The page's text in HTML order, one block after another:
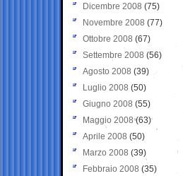
Dicembre 2008 (75)
Novembre 2008 (77)
Ottobre 2008 (67)
Settembre 2008 (56)
Agosto 2008 (39)
Luglio 2008 (50)
Giugno 2008 (55)
Maggio 2008(63)
Aprile 2008 (50)
Marzo 2008 (39)
Febbraio 2008 (35)